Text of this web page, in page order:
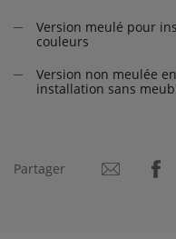
Version meulé pour
couleurs
Version non meulée
installation sans
Partager